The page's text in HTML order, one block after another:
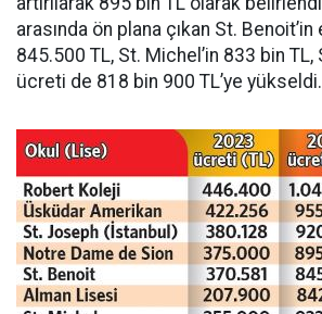
arasında ön plana çıkan St.
845.500 TL, St. Michel’in 833 bin TL,
ücreti de 818 bin 900 TL’ye yükseldi.